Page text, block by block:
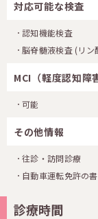
対応可能な検査
認知機能検査
脳脊髄液検査 (リン
MCI（軽度認知障
可能
その他情報
往診・訪問診療
自動車運転免許の
診療時間